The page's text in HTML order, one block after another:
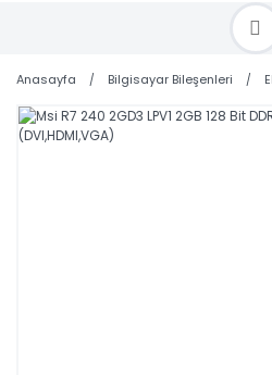
TOPTAN FİYAT ALMAK İÇİN
SİPARİŞLERİNİZİ AYNI GÜN
Anasayfa Bilgisayar Bileşenleri